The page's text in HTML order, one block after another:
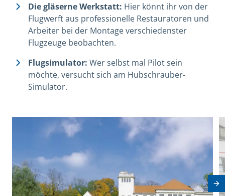
Diegläserne Werkstatt: Hier könnt ihr von der
Flugwerft aus professionelle Restauratoren und
Arbeiter bei der Montage verschiedenster
Flugzeuge beobachten.
Flugsimulator: Wer selbst mal Pilot sein
möchte, versucht sich am Hubschrauber-
Simulator.
View image in modal